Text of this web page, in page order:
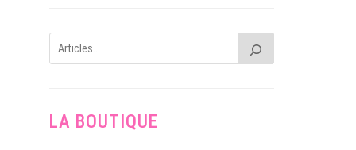
LA BOUTIQUE